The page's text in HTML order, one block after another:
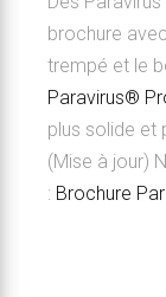
brochure
trempé et le
Paravirus®
plus solide et
(Mise à jour)
: Brochure